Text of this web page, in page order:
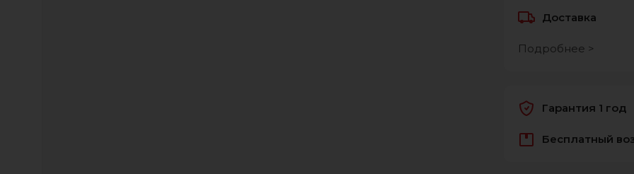
Доставка
Подробнее >
Гарантия 1 год
Бесплатный